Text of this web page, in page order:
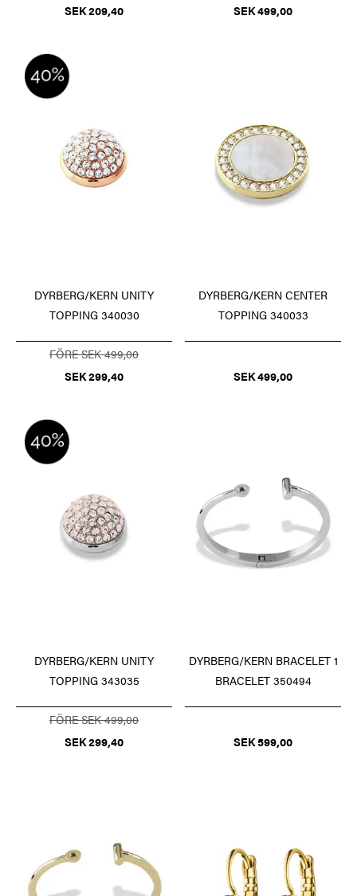
SEK 209,40
SEK 499,00
DYRBERG/KERN UNITY
TOPPING 340030
FÖRE SEK 499,00
SEK 299,40
DYRBERG/KERN CENTER
TOPPING 340033
SEK 499,00
DYRBERG/KERN UNITY
TOPPING 343035
FÖRE SEK 499,00
SEK 299,40
DYRBERG/KERN BRACELET 1
BRACELET 350494
SEK 599,00